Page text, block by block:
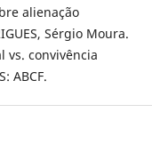
alienação
Sérgio Moura.
vs. convivência
ABCF.